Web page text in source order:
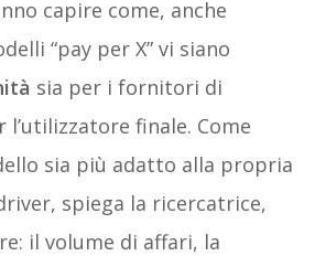
capire come, anche
“pay per X” vi siano
sia per i fornitori di
l’utilizzatore finale. Come
sia più adatto alla propria
spiega la ricercatrice,
il volume di affari, la